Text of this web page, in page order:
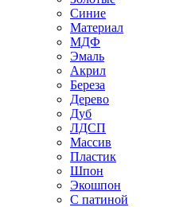
Синие
Материал
МДФ
Эмаль
Акрил
Береза
Дерево
Дуб
ЛДСП
Массив
Пластик
Шпон
Экошпон
С патиной